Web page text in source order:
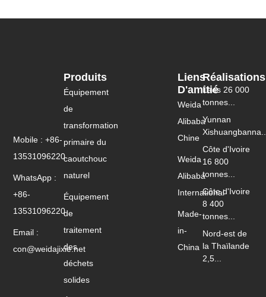
Liens
D'amitié
Weida
Alibaba
Chine
Weida
Alibaba
International
Made-
in-
China
Produits
Équipement
de
transformation
primaire du
caoutchouc
naturel
Équipement
de
traitement
des
déchets
solides
Réalisations
Laos 26 000
tonnes...
Yunnan
Côte d'Ivoire
16 800
tonnes...
Côte d'Ivoire
8 400
tonnes...
Nord-est de
la Thaïlande
2,5...
Mobile : +86-
13531096220
WhatsApp :
+86-
13531096220
Email :
con@weidajixie.net